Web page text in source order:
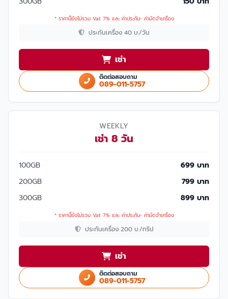
* ราคานี้ยังไม่รวม Vat 7% และ ค่าประกัน- ค่ามัดจำเครื่อง
ประกันเครื่อง 40 บ./วัน
เช่า
ติดต่อสอบถาม
089-011-5757
WEEKLY
เช่า 8 วัน
100GB
699 บาท
200GB
799 บาท
300GB
899 บาท
* ราคานี้ยังไม่รวม Vat 7% และ ค่าประกัน- ค่ามัดจำเครื่อง
ประกันเครื่อง 200 บ./ทริป
เช่า
ติดต่อสอบถาม
089-011-5757